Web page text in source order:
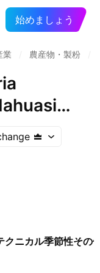
始めましょう
業 農産物・製粉
クニカル季節性その